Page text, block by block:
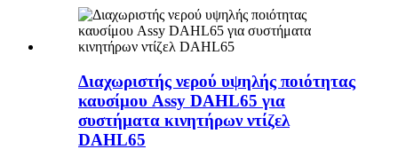
Διαχωριστής νερού υψηλής ποιότητας
καυσίμου Assy DAHL65 για
συστήματα κινητήρων ντίζελ
DAHL65